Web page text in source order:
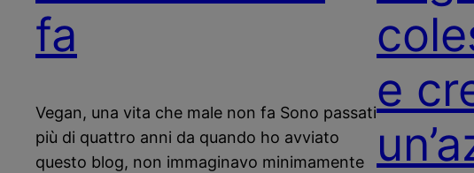
fa
Vegan, una vita che male non fa Sono passati
più di quattro anni da quando ho avviato
questo blog, non immaginavo minimamente
e